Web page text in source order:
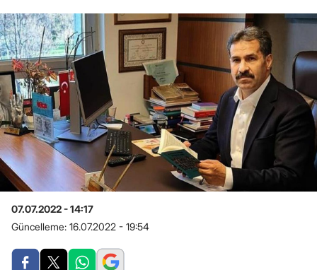
07.07.2022 - 14:17
Güncelleme: 16.07.2022 - 19:54